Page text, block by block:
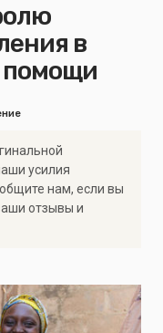
в
помощи
усилия
нам, если вы
отзывы и